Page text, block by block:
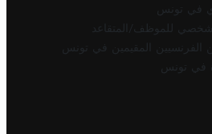
في تونس
للموظف/المتقاعد
الفرنسيين المقيمين في تونس
في تونس